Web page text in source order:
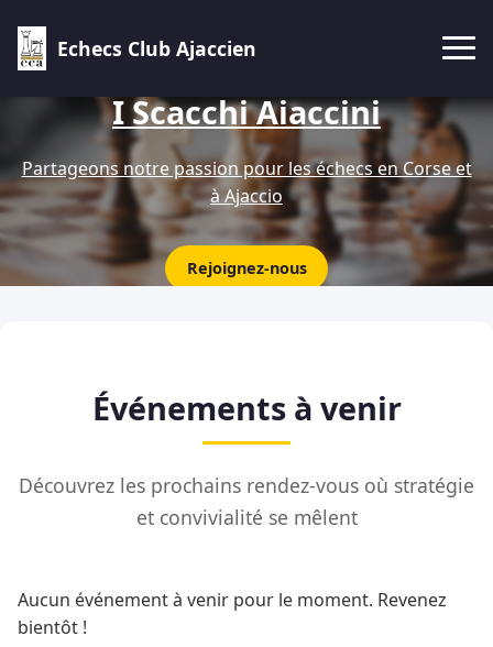
Echecs Club Ajaccien
I Scacchi Aiaccini
Partageons notre passion pour les échecs en Corse et
à Ajaccio
Rejoignez-nous
Événements à venir
Découvrez les prochains rendez-vous où stratégie
et convivialité se mêlent
Aucun événement à venir pour le moment. Revenez
bientôt !